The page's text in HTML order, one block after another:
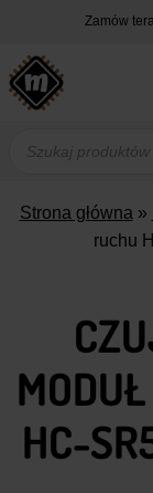
treści
Zamów
produktów
Strona główna »
ruchu
HC-